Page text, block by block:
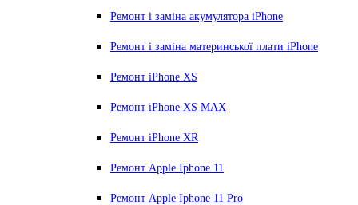
Ремонт і заміна акумулятора iPhone
Ремонт і заміна материнської плати iPhone
Ремонт iPhone XS
Ремонт iPhone XS MAX
Ремонт iPhone XR
Ремонт Apple Iphone 11
Ремонт Apple Iphone 11 Pro